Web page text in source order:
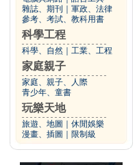
雜誌、期刊
軍政、法律
參考、考試、教科用書
科學工程
科學、自然 工業、工程
家庭親子
家庭、親子、人際
青少年、童書
玩樂天地
旅遊、地圖
休閒娛樂
漫畫、插圖
限制級